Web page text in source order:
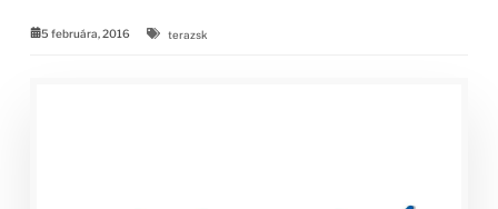
5 februára, 2016 terazsk